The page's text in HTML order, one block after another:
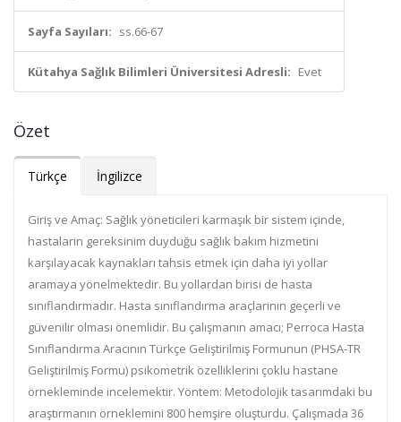
Sayfa Sayıları: ss.66-67
Kütahya Sağlık Bilimleri Üniversitesi Adresli: Evet
Özet
Türkçe İngilizce
Giriş ve Amaç: Sağlık yöneticileri karmaşık bir sistem içinde,
hastaların gereksinim duyduğu sağlık bakım hizmetini
karşılayacak kaynakları tahsis etmek için daha iyi yollar
aramaya yönelmektedir. Bu yollardan birisi de hasta
sınıflandırmadır. Hasta sınıflandırma araçlarının geçerli ve
güvenilir olması önemlidir. Bu çalışmanın amacı; Perroca Hasta
Sınıflandırma Aracının Türkçe Geliştirilmiş Formunun (PHSA-TR
Geliştirilmiş Formu) psikometrik özelliklerini çoklu hastane
örnekleminde incelemektir. Yöntem: Metodolojik tasarımdaki bu
araştırmanın örneklemini 800 hemşire oluşturdu. Çalışmada 36